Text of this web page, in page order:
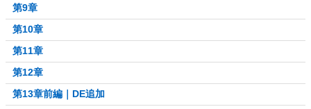
第9章
第10章
第11章
第12章
第13章前編｜DE追加